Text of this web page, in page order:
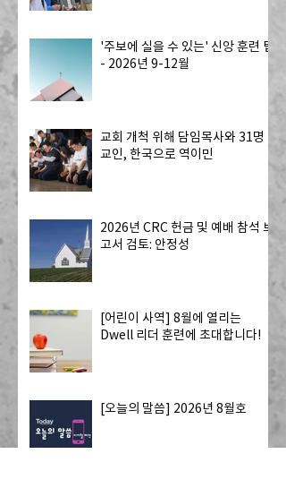
'주보에 실을 수 있는' 신앙 훈련 팁
- 2026년 9-12월
교회 개척 위해 담임목사와 31명
교인, 한국으로 역이민
2026년 CRC 헌금 및 예배 참석 보
고서 검토: 안정성
[어린이 사역] 8월에 열리는
Dwell 리더 훈련에 초대합니다!
[오늘의 말씀] 2026년 8월호